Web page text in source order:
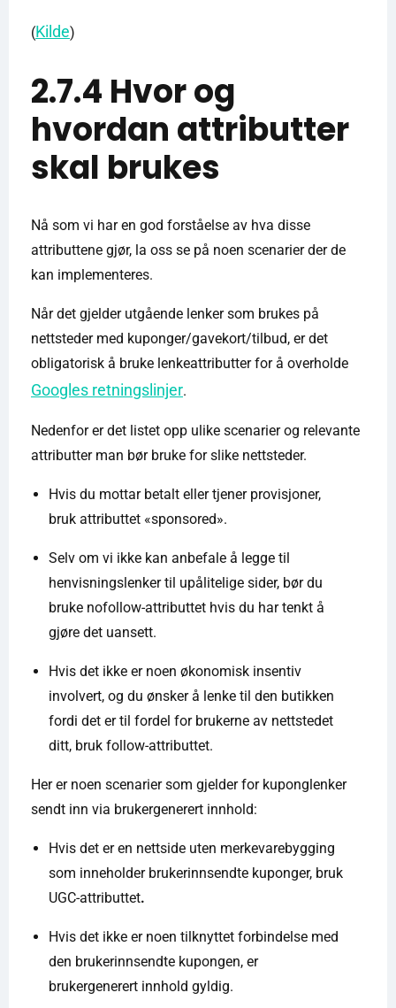
(Kilde)
2.7.4 Hvor og
hvordan attributter
skal brukes
Nå som vi har en god forståelse av hva disse
attributtene gjør, la oss se på noen scenarier der de
kan implementeres.
Når det gjelder utgående lenker som brukes på
nettsteder med kuponger/gavekort/tilbud, er det
obligatorisk å bruke lenkeattributter for å overholde
Googles retningslinjer.
Nedenfor er det listet opp ulike scenarier og relevante
attributter man bør bruke for slike nettsteder.
Hvis du mottar betalt eller tjener provisjoner,
bruk attributtet «sponsored».
Selv om vi ikke kan anbefale å legge til
henvisningslenker til upålitelige sider, bør du
bruke nofollow-attributtet hvis du har tenkt å
gjøre det uansett.
Hvis det ikke er noen økonomisk insentiv
involvert, og du ønsker å lenke til den butikken
fordi det er til fordel for brukerne av nettstedet
ditt, bruk follow-attributtet.
Her er noen scenarier som gjelder for kuponglenker
sendt inn via brukergenerert innhold:
Hvis det er en nettside uten merkevarebygging
som inneholder brukerinnsendte kuponger, bruk
UGC-attributtet.
Hvis det ikke er noen tilknyttet forbindelse med
den brukerinnsendte kupongen, er
brukergenerert innhold gyldig.